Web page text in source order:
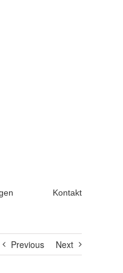
Kontakt
Previous Next